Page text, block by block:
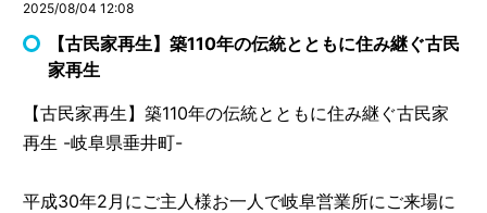
2025/08/04 12:08
【古民家再生】築110年の伝統とともに住み継ぐ古民
家再生
【古民家再生】築110年の伝統とともに住み継ぐ古民家
再生 -岐阜県垂井町-
平成30年2月にご主人様お一人で岐阜営業所にご来場に